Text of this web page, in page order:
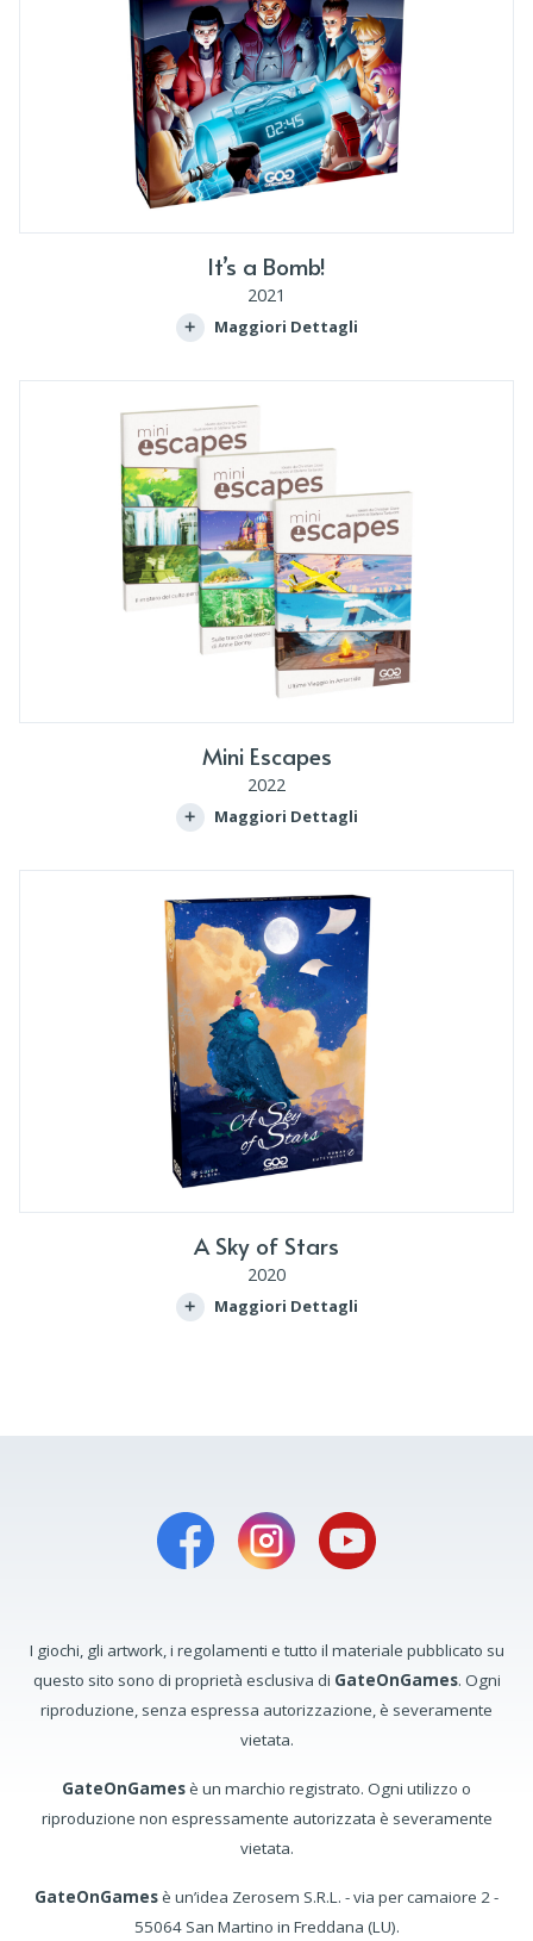
It’s a Bomb!
2021
Maggiori Dettagli
Mini Escapes
2022
Maggiori Dettagli
A Sky of Stars
2020
Maggiori Dettagli
I giochi, gli artwork, i regolamenti e tutto il materiale pubblicato su
questo sito sono di proprietà esclusiva di GateOnGames. Ogni
riproduzione, senza espressa autorizzazione, è severamente
vietata.
GateOnGamesè un marchio registrato. Ogni utilizzo o
riproduzione non espressamente autorizzata è severamente
vietata.
GateOnGamesè un’idea Zerosem S.R.L. - via per camaiore 2 -
55064 San Martino in Freddana (LU).